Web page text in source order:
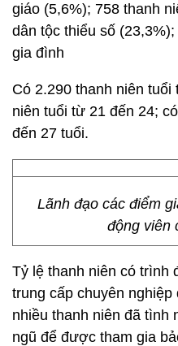
giáo (5,6%); 758 thanh
dân tộc thiểu số
gia đình
Có 2.290 thanh niên
niên tuổi từ 21 đến 24;
đến 27 tuổi.
Lãnh đạo các điểm
động viên
Tỷ lệ thanh niên có trình
trung cấp chuyên
nhiều thanh niên đã tình
ngũ để được tham gia